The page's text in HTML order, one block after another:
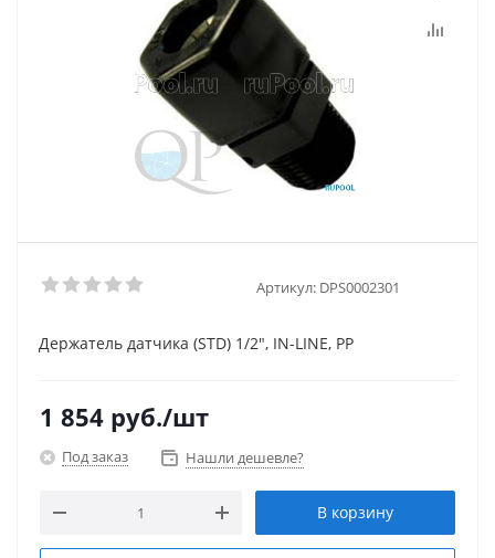
Артикул: DPS0002301
Держатель датчика (STD) 1/2", IN-LINE, PP
1 854 руб./шт
Под заказ Нашли дешевле?
В корзину